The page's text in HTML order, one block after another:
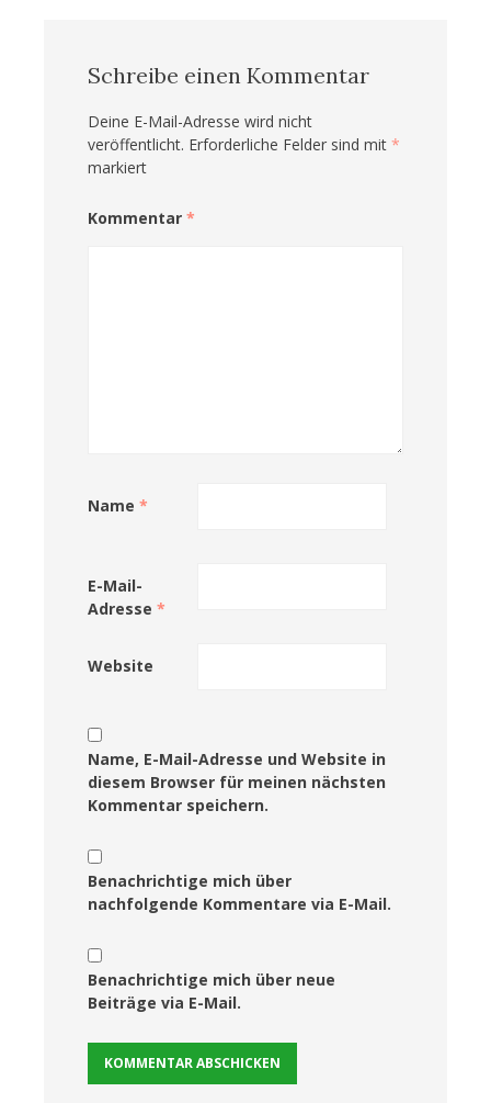
Schreibe einen Kommentar
Deine E-Mail-Adresse wird nicht
veröffentlicht. Erforderliche Felder sind mit *
markiert
Kommentar *
Name *
E-Mail-
Adresse *
Website
Name, E-Mail-Adresse und Website in
diesem Browser für meinen nächsten
Kommentar speichern.
Benachrichtige mich über
nachfolgende Kommentare via E-Mail.
Benachrichtige mich über neue
Beiträge via E-Mail.